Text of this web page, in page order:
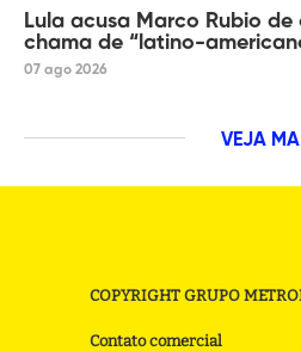
Lula acusa Marco Rubio de
chama de “latino-
07 ago 2026
VEJA
COPYRIGHT GRUPO
Contato comercial